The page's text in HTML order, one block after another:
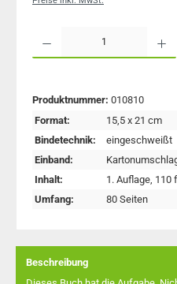
Produktnummer: 010810
Format:
15,5 x 21 cm
Bindetechnik:
eingeschweißt
Einband:
Inhalt:
1. Auflage ,
Umfang:
80 Seiten
Beschreibung